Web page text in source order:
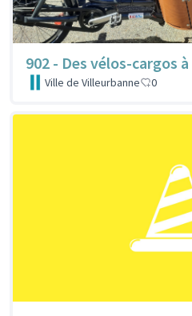
902 - Des vélos-cargos
Ville de Villeurbanne 0